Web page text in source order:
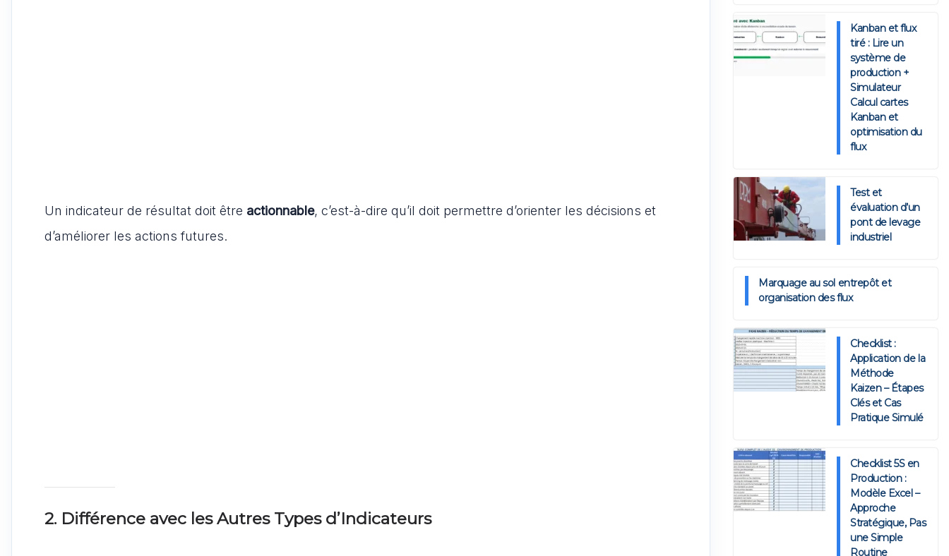
Un indicateur de résultat doit être actionnable, c’est-à-dire qu’il doit permettre d’orienter les décisions et
d’améliorer les actions futures.
2. Différence avec les Autres Types d’Indicateurs
Kanban et flux
tiré : Lire un
système de
production +
Simulateur
Calcul cartes
Kanban et
optimisation du
flux
Test et
évaluation d’un
pont de levage
industriel
Marquage au sol entrepôt et
organisation des flux
Checklist :
Application de la
Méthode
Kaizen – Étapes
Clés et Cas
Pratique Simulé
Checklist 5S en
Production :
Modèle Excel –
Approche
Stratégique, Pas
une Simple
Routine